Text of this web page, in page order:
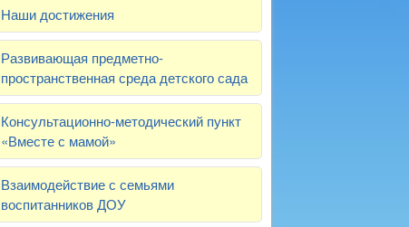
Наши достижения
Развивающая предметно-
пространственная среда детского сада
Консультационно-методический пункт
«Вместе с мамой»
Взаимодействие с семьями
воспитанников ДОУ